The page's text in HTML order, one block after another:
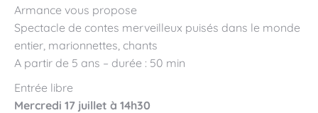
Armance vous propose
Spectacle de contes merveilleux puisés dans le monde
entier, marionnettes, chants
A partir de 5 ans – durée : 50 min
Entrée libre
Mercredi 17 juillet à 14h30